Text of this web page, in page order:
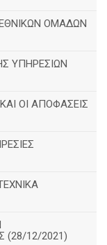
ΕΘΝΙΚΩΝ ΟΜΑΔΩΝ
ΥΠΗΡΕΣΙΩΝ
ΟΙ ΑΠΟΦΑΣΕΙΣ
(28/12/2021)